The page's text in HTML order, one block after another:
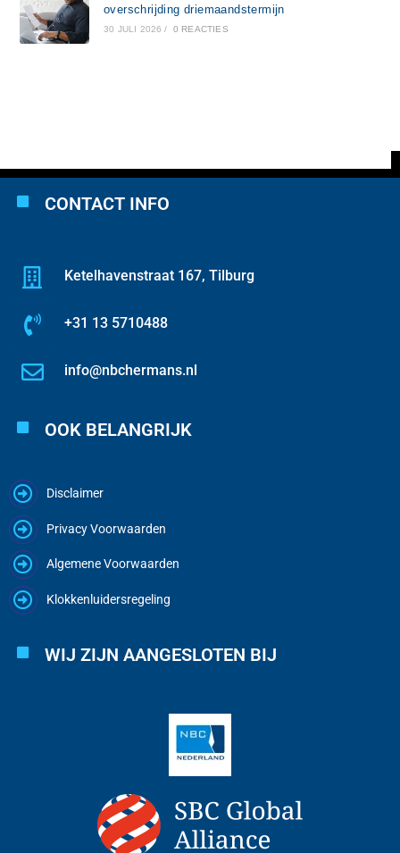
overschrijding driemaandstermijn
30 JULI 2026 / 0 REACTIES
CONTACT INFO
Ketelhavenstraat 167, Tilburg
+31 13 5710488
info@nbchermans.nl
OOK BELANGRIJK
Disclaimer
Privacy Voorwaarden
Algemene Voorwaarden
Klokkenluidersregeling
WIJ ZIJN AANGESLOTEN BIJ